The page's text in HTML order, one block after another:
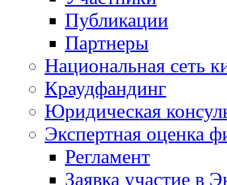
Публикации
Партнеры
Национальная сеть
Краудфандинг
Юридическая
Экспертная оценка
Регламент
Заявка участие в